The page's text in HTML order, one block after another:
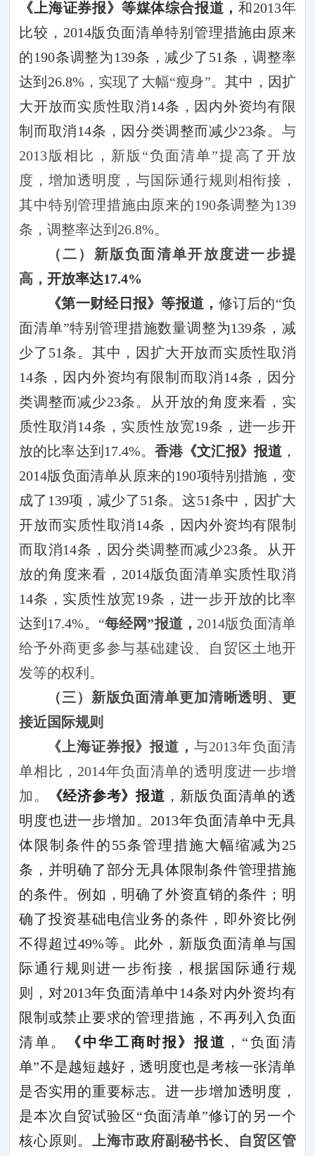
《上海证券报》等媒体综合报道，和2013年
比较， 2014版负面清单特别管理措施由原来
的190条调整为139条，减少了 51条，调整率
达到 26.8% ， 实现了大幅“瘦身”。其中，因扩
大开放而实质性取消14条，因内外资均有限
制而取消14条，因分类调整而减少23条。 与
2013版相比，新版“负面清单”提高了开放
度，增加透明度，与国际通行规则相衔接，
其中特别管理措施由原来的190条调整为 139
条，调整率达到 26.8%。
（二）新版负面清单开放度进一步提
高，开放率达17.4%
《第一财经日报》等报道， 修订后的“负
面清单”特别管理措施数量调整为139条，减
少了 51条。其中，因扩大开放而实质性取消
14条，因内外资均有限制而取消14条，因分
类调整而减少23条。从开放的角度来看，实
质性取消14条，实质性放宽19条，进一步开
放的比率达到 17.4%。 香港《文汇报》报道，
2014版负面清单从原来的190项特别措施，变
成了 139项，减少了51条。这51条中，因扩大
开放而实质性取消14条，因内外资均有限制
而取消14条，因分类调整而减少23条。从开
放的角度来看， 2014版负面清单实质性取消
14条，实质性放宽19条，进一步开放的比率
达到 17.4%。 “每经网”报道， 2014版负面清单
给予外商更多参与基础建设、自贸区土地开
发等的权利。
（三）新版负面清单更加清晰透明、更
接近国际规则
《上海证券报》报道，与2013年负面清
单相比， 2014年负面清单的透明度进一步增
加。
《经济参考》报道 ，新版负面清单的透
明度也进一步增加。 2013年负面清单中无具
体限制条件的55条管理措施大幅缩减为25
条，并明确了部分无具体限制条件管理措施
的条件。例如，明确了外资直销的条件；明
确了投资基础电信业务的条件，即外资比例
不得超过49%等。此外，新版负面清单与国
际通行规则进一步衔接，根据国际通行规
则，对2013年负面清单中14条对内外资均有
限制或禁止要求的管理措施，不再列入负面
清单。
《中华工商时报》报道 ， “负面清
单”不是越短越好，透明度也是考核一张清单
是否实用的重要标志。进一步增加透明度，
是本次自贸试验区“负面清单”修订的另一个
核心原则。 上海市政府副秘书长、自贸区管